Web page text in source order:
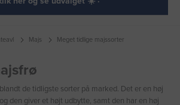
Majs
Meget tidlige majssorter
blandt de tidligste sorter på marked. Det er en høj
den giver et højt udbytte, samt den har en høj